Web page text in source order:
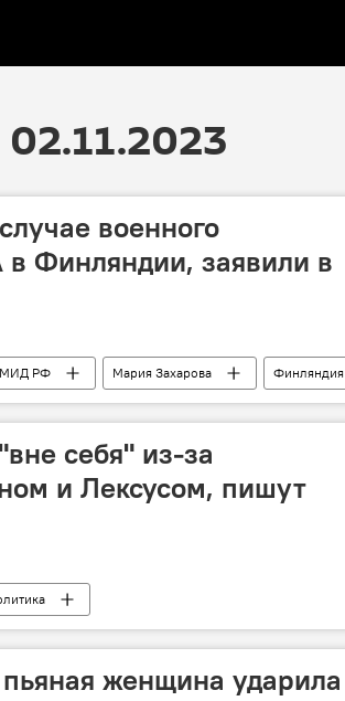
военного
Финляндии, заявили в
МИД РФ Мария Захарова Финляндия
себя" из-за
и Лексусом, пишут
женщина ударила